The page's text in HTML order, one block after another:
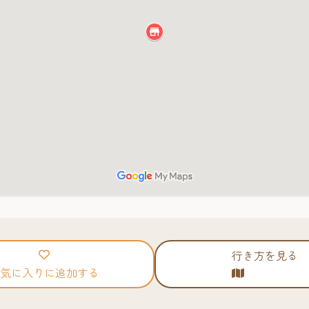
に入りに追加する
行き方を見る